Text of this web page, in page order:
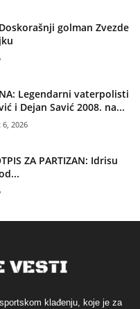
Doskorašnji golman Zvezde
Legendarni vaterpolisti
i Dejan Savić 2008. na...
2026
ZA PARTIZAN: Idrisu
klađenju, koje je za